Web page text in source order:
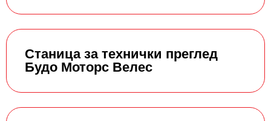
Станица за технички преглед
Будо Моторс Велес